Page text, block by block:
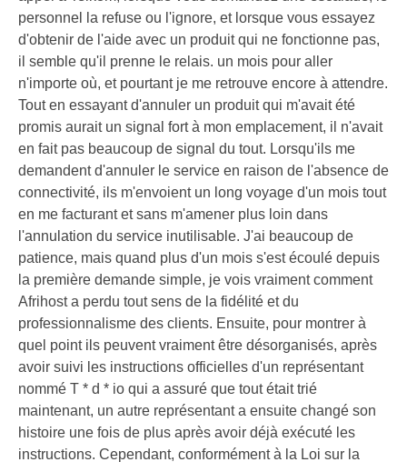
personnel la refuse ou l'ignore, et lorsque vous essayez
d'obtenir de l'aide avec un produit qui ne fonctionne pas,
il semble qu'il prenne le relais. un mois pour aller
n'importe où, et pourtant je me retrouve encore à attendre.
Tout en essayant d'annuler un produit qui m'avait été
promis aurait un signal fort à mon emplacement, il n'avait
en fait pas beaucoup de signal du tout. Lorsqu'ils me
demandent d'annuler le service en raison de l'absence de
connectivité, ils m'envoient un long voyage d'un mois tout
en me facturant et sans m'amener plus loin dans
l'annulation du service inutilisable. J'ai beaucoup de
patience, mais quand plus d'un mois s'est écoulé depuis
la première demande simple, je vois vraiment comment
Afrihost a perdu tout sens de la fidélité et du
professionnalisme des clients. Ensuite, pour montrer à
quel point ils peuvent vraiment être désorganisés, après
avoir suivi les instructions officielles d'un représentant
nommé T * d * io qui a assuré que tout était trié
maintenant, un autre représentant a ensuite changé son
histoire une fois de plus après avoir déjà exécuté les
instructions. Cependant, conformément à la Loi sur la